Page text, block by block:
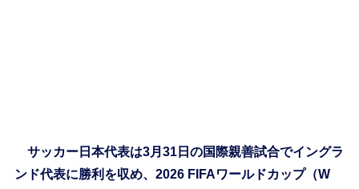
サッカー日本代表は3月31日の国際親善試合でイングラ
ンド代表に勝利を収め、2026 FIFAワールドカップ（W